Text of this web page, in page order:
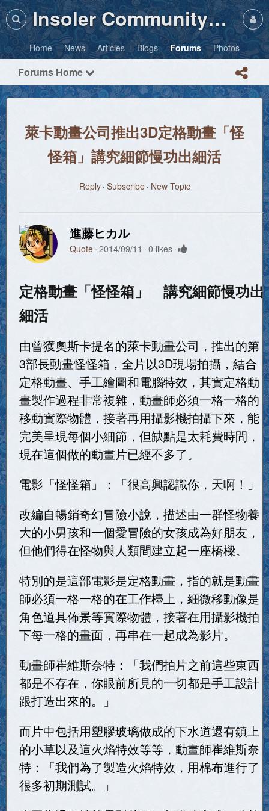
Insoler Community・Photos
Home News Articles Blogs Forums Photos
Forums Home
萊卡動畫公司推出3D定格動畫「怪
怪箱」講究細節慢功出細活
Reply Subscribe New Topic
進藤ヒカル
Quote 2014/09/11 0 likes
定格動畫「怪怪箱」 講究細節慢功出
細活
由曾獲奧斯卡提名的萊卡動畫公司，推出的第
3部長動畫怪怪箱，全片以3D現場拍攝，結合
定格動畫、手工繪圖和電腦特效，其實定格動
畫製作過程非常複雜，動畫師必須一格一格的
移動實際物體，接著再用攝影機拍攝下來，能
完美呈現每個小細節，但缺點是太耗費時間，
現在這個做的動畫片已經不多了。
電影「怪怪箱」：「很高興認識你，天啊！」
改編自暢銷奇幻冒險小說，描述由一群怪物養
大的小男孩和一個愛冒險的女孩成為好朋友，
但他們得在怪物與人類間建立起一座橋樑。
特別的是這部電影是定格動畫，指的就是動畫
師必須一格一格的在工作檯上，細微移動像是
角色道具佈景等實際物體，接著在用攝影機拍
下每一格的畫面，再串在一起成為影片。
動畫師崔維斯奈特：「我們拍片之前這些東西
都是不存在，你眼前所見的一切都是手工設計
跟打造出來的。」
而片中包括用塑膠玻璃做成的下水道還有鎮上
的小草以及這火焰特效等等，動畫師崔維斯奈
特：「我們為了製造火焰特效，用棉布進行了
很多初期測試。」